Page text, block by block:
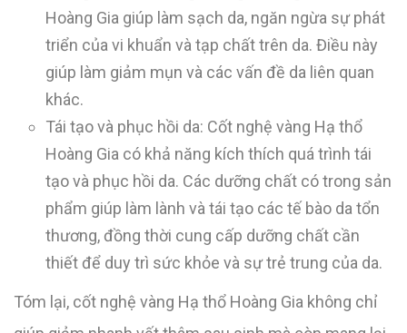
Hoàng Gia giúp làm sạch da, ngăn ngừa sự phát
triển của vi khuẩn và tạp chất trên da. Điều này
giúp làm giảm mụn và các vấn đề da liên quan
khác.
Tái tạo và phục hồi da: Cốt nghệ vàng Hạ thổ
Hoàng Gia có khả năng kích thích quá trình tái
tạo và phục hồi da. Các dưỡng chất có trong sản
phẩm giúp làm lành và tái tạo các tế bào da tổn
thương, đồng thời cung cấp dưỡng chất cần
thiết để duy trì sức khỏe và sự trẻ trung của da.
Tóm lại, cốt nghệ vàng Hạ thổ Hoàng Gia không chỉ